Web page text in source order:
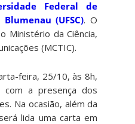
Federal de
(UFSC). O
Ministério da Ciência,
(MCTIC).
feira, 25/10, às 8h,
com a presença dos
Na ocasião, além da
lida uma carta em